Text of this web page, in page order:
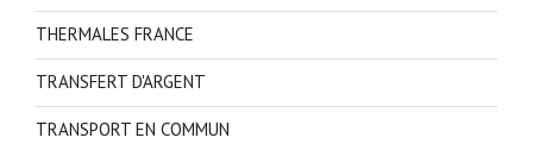
THERMALES FRANCE
TRANSFERT D'ARGENT
TRANSPORT EN COMMUN